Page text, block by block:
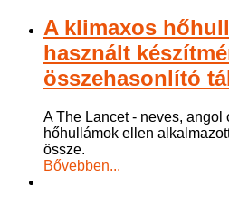
A klimaxos
használt
összehasonlító
A The Lancet - neves, angol
hőhullámok ellen
össze.
Bővebben...